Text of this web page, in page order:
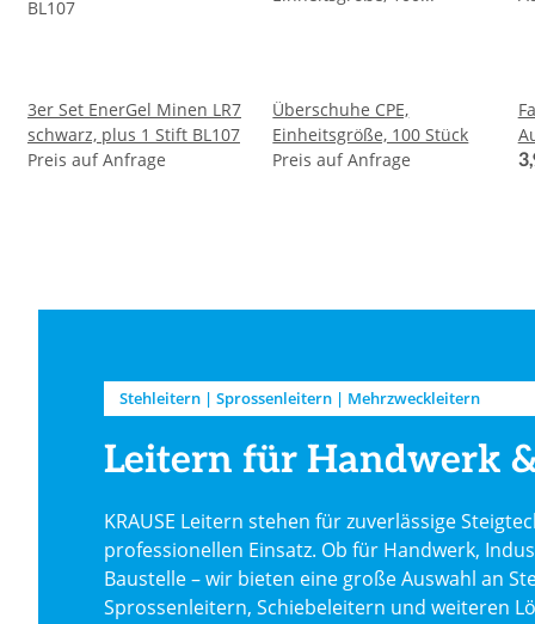
3er Set EnerGel Minen LR7
schwarz, plus 1 Stift BL107
Preis auf Anfrage
Überschuhe CPE,
Einheitsgröße, 100 Stück
Preis auf Anfrage
Stehleitern | Sprossenleitern | Mehrzweckleitern
Leitern für Handwerk
KRAUSE Leitern stehen für zuverlässige
professionellen Einsatz. Ob für Handwerk,
Baustelle – wir bieten eine große Auswahl an
Sprossenleitern, Schiebeleitern und weiteren